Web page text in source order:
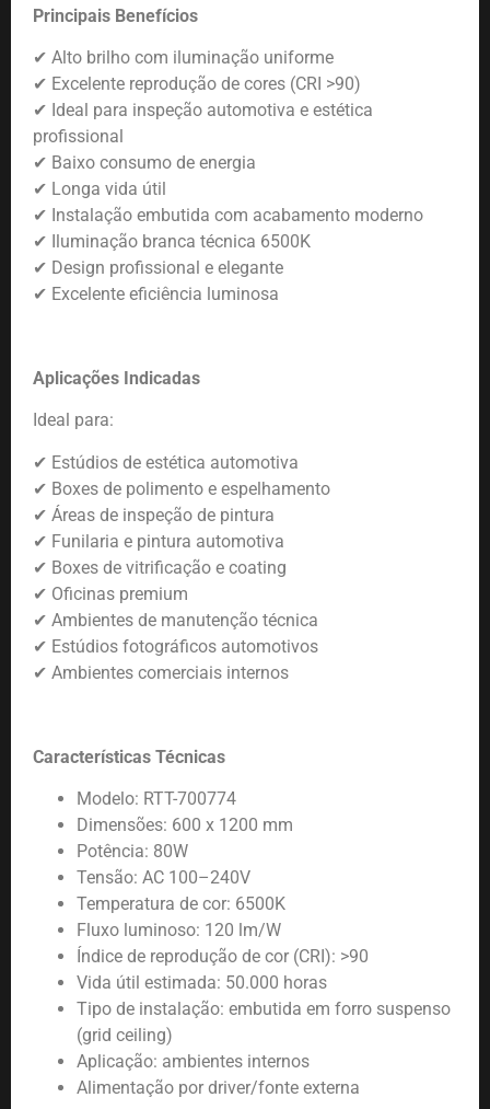
Principais Benefícios
✔ Alto brilho com iluminação uniforme
✔ Excelente reprodução de cores (CRI >90)
✔ Ideal para inspeção automotiva e estética
profissional
✔ Baixo consumo de energia
✔ Longa vida útil
✔ Instalação embutida com acabamento moderno
✔ Iluminação branca técnica 6500K
✔ Design profissional e elegante
✔ Excelente eficiência luminosa
Aplicações Indicadas
Ideal para:
✔ Estúdios de estética automotiva
✔ Boxes de polimento e espelhamento
✔ Áreas de inspeção de pintura
✔ Funilaria e pintura automotiva
✔ Boxes de vitrificação e coating
✔ Oficinas premium
✔ Ambientes de manutenção técnica
✔ Estúdios fotográficos automotivos
✔ Ambientes comerciais internos
Características Técnicas
Modelo: RTT-700774
Dimensões: 600 x 1200 mm
Potência: 80W
Tensão: AC 100–240V
Temperatura de cor: 6500K
Fluxo luminoso: 120 lm/W
Índice de reprodução de cor (CRI): >90
Vida útil estimada: 50.000 horas
Tipo de instalação: embutida em forro suspenso
(grid ceiling)
Aplicação: ambientes internos
Alimentação por driver/fonte externa